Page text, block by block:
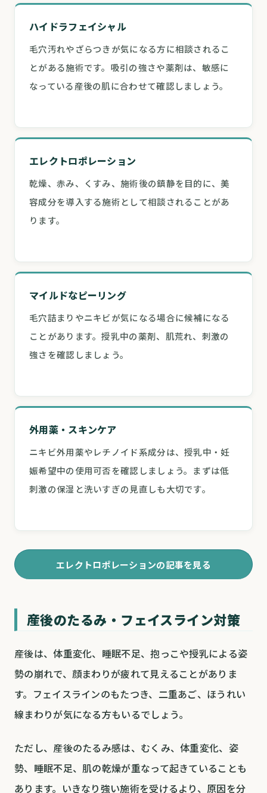
ハイドラフェイシャル
毛穴汚れやざらつきが気になる方に相談されるこ
とがある施術です。吸引の強さや薬剤は、敏感に
なっている産後の肌に合わせて確認しましょう。
エレクトロポレーション
乾燥、赤み、くすみ、施術後の鎮静を目的に、美
容成分を導入する施術として相談されることがあ
ります。
マイルドなピーリング
毛穴詰まりやニキビが気になる場合に候補になる
ことがあります。授乳中の薬剤、肌荒れ、刺激の
強さを確認しましょう。
外用薬・スキンケア
ニキビ外用薬やレチノイド系成分は、授乳中・妊
娠希望中の使用可否を確認しましょう。まずは低
刺激の保湿と洗いすぎの見直しも大切です。
エレクトロポレーションの記事を見る
産後のたるみ・フェイスライン対策
産後は、体重変化、睡眠不足、抱っこや授乳による姿
勢の崩れで、顔まわりが疲れて見えることがありま
す。フェイスラインのもたつき、二重あご、ほうれい
線まわりが気になる方もいるでしょう。
ただし、産後のたるみ感は、むくみ、体重変化、姿
勢、睡眠不足、肌の乾燥が重なって起きていることも
あります。いきなり強い施術を受けるより、原因を分